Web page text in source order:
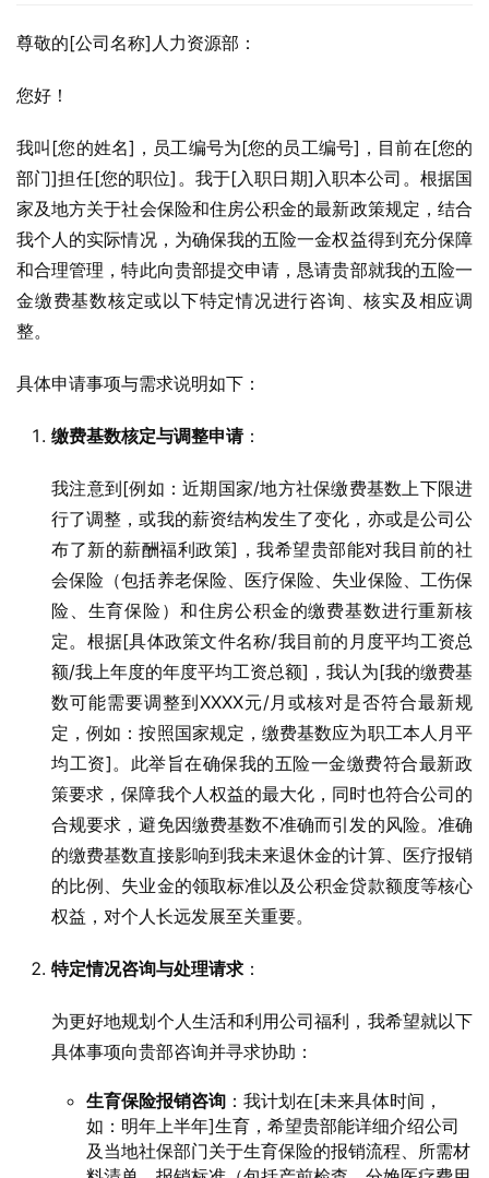
尊敬的[公司名称]人力资源部：
您好！
我叫[您的姓名]，员工编号为[您的员工编号]，目前在[您的
部门]担任[您的职位]。我于[入职日期]入职本公司。根据国
家及地方关于社会保险和住房公积金的最新政策规定，结合
我个人的实际情况，为确保我的五险一金权益得到充分保障
和合理管理，特此向贵部提交申请，恳请贵部就我的五险一
金缴费基数核定或以下特定情况进行咨询、核实及相应调
整。
具体申请事项与需求说明如下：
缴费基数核定与调整申请：
我注意到[例如：近期国家/地方社保缴费基数上下限进
行了调整，或我的薪资结构发生了变化，亦或是公司公
布了新的薪酬福利政策]，我希望贵部能对我目前的社
会保险（包括养老保险、医疗保险、失业保险、工伤保
险、生育保险）和住房公积金的缴费基数进行重新核
定。根据[具体政策文件名称/我目前的月度平均工资总
额/我上年度的年度平均工资总额]，我认为[我的缴费基
数可能需要调整到XXXX元/月或核对是否符合最新规
定，例如：按照国家规定，缴费基数应为职工本人月平
均工资]。此举旨在确保我的五险一金缴费符合最新政
策要求，保障我个人权益的最大化，同时也符合公司的
合规要求，避免因缴费基数不准确而引发的风险。准确
的缴费基数直接影响到我未来退休金的计算、医疗报销
的比例、失业金的领取标准以及公积金贷款额度等核心
权益，对个人长远发展至关重要。
特定情况咨询与处理请求：
为更好地规划个人生活和利用公司福利，我希望就以下
具体事项向贵部咨询并寻求协助：
生育保险报销咨询 ：我计划在[未来具体时间，
如：明年上半年]生育，希望贵部能详细介绍公司
及当地社保部门关于生育保险的报销流程、所需材